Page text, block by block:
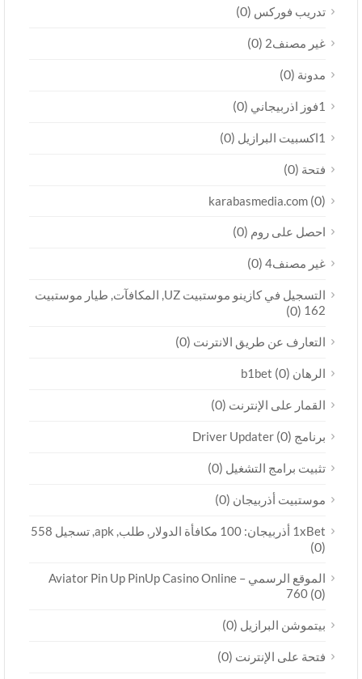
تدريب فوركس(0)
غير مصنف2 (0)
مدونة(0)
1فوز اذربيجاني (0)
1اكسبيت البرازيل (0)
فتحة(0)
karabasmedia.com(0)
احصل على روم(0)
غير مصنف4 (0)
التسجيل في كازينو موستبيت UZ, المكافآت, طيار موستبيت
162
(0)
التعارف عن طريق الانترنت(0)
الرهان b1bet(0)
القمار على الإنترنت(0)
برنامج Driver Updater(0)
تثبيت برامج التشغيل(0)
موستبيت أذربيجان(0)
1xBet أذربيجان: 100 مكافأة الدولار, طلب, apk, تسجيل 558
الموقع الرسمي Aviator Pin Up PinUp Casino Online –
760(0)
بيتموشن البرازيل (0)
فتحة على الإنترنت(0)